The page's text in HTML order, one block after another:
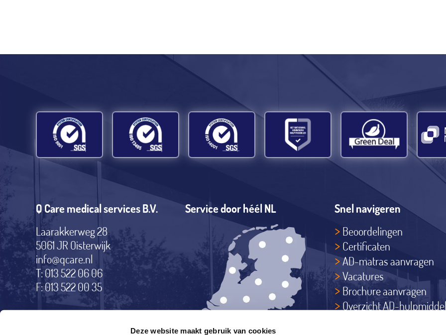
Deze website maakt gebruik van cookies
Q Care medical services B.V.
Laarakkerweg 28
5061 JR Oisterwijk
info@qcare.nl
T: 013 522 06 06
F: 013 522 00 35
Service door héél NL
Snel navigeren
Beoordelingen
Certificaten
AD-matras aanvragen
Vacatures
Brochure aanvragen
Overzicht AD-